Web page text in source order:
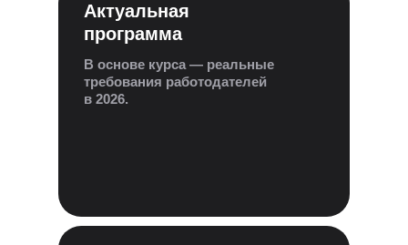
Актуальная
программа
В основе курса — реальные
требования работодателей
в 2026.